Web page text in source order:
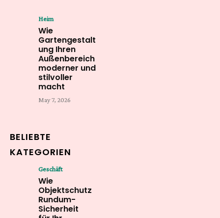
Heim
Wie
Gartengestalt
ung Ihren
Außenbereich
moderner und
stilvoller
macht
May 7, 2026
BELIEBTE
KATEGORIEN
Geschäft
Wie
Objektschutz
Rundum-
Sicherheit